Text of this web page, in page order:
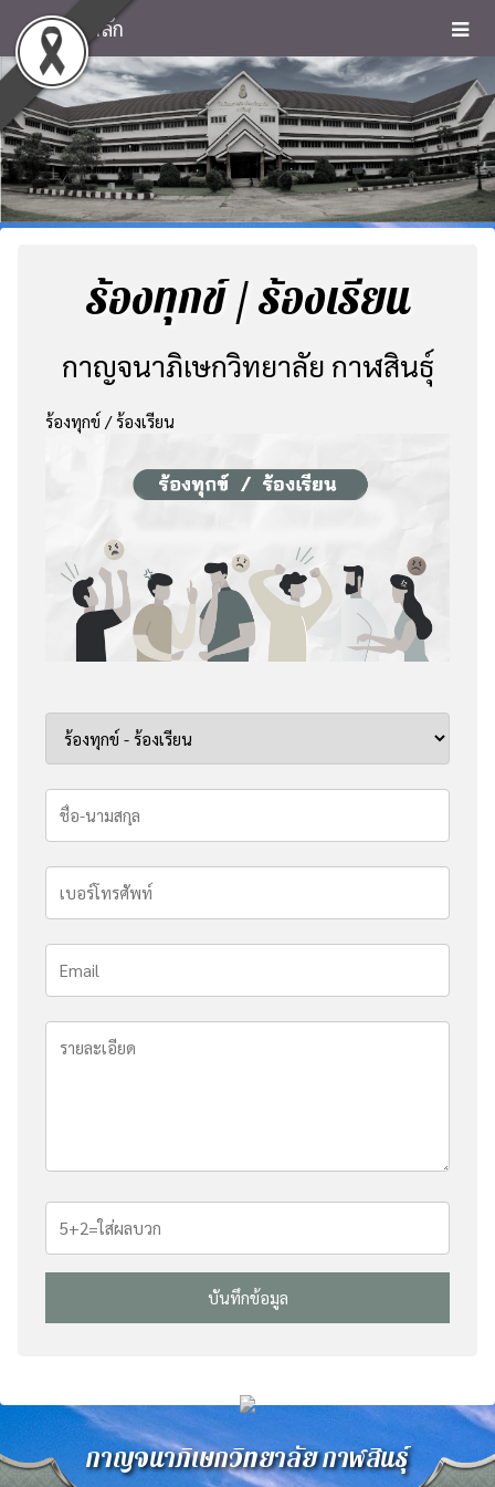
หน้าหลัก
ร้องทุกข์ / ร้องเรียน
กาญจนาภิเษกวิทยาลัย กาฬสินธุ์
ร้องทุกข์ / ร้องเรียน
กาญจนาภิเษกวิทยาลัย กาฬสินธุ์